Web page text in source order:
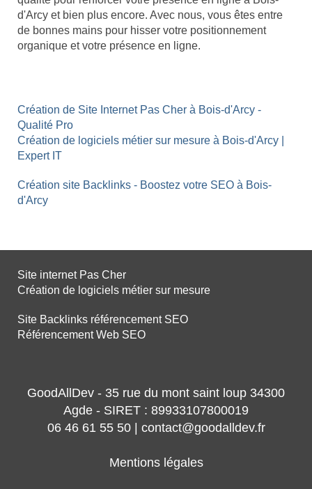
d'Arcy et bien plus encore. Avec nous, vous êtes entre
de bonnes mains pour hisser votre positionnement
organique et votre présence en ligne.
Création de Site Internet Pas Cher à Bois-d'Arcy -
Qualité Pro
Création de logiciels métier sur mesure à Bois-d'Arcy |
Expert IT
Création site Backlinks - Boostez votre SEO à Bois-
d'Arcy
Site internet Pas Cher
Création de logiciels métier sur mesure
Site Backlinks référencement SEO
Référencement Web SEO
GoodAllDev - 35 rue du mont saint loup 34300
Agde - SIRET : 89933107800019
06 46 61 55 50 | contact@goodalldev.fr
Mentions légales